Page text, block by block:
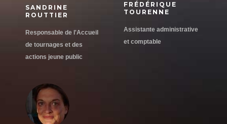
SANDRINE
ROUTTIER
Responsable de l'Accueil
de tournages et des
actions jeune public
FRÉDÉRIQUE
TOURENNE
Assistante administrative
et comptable